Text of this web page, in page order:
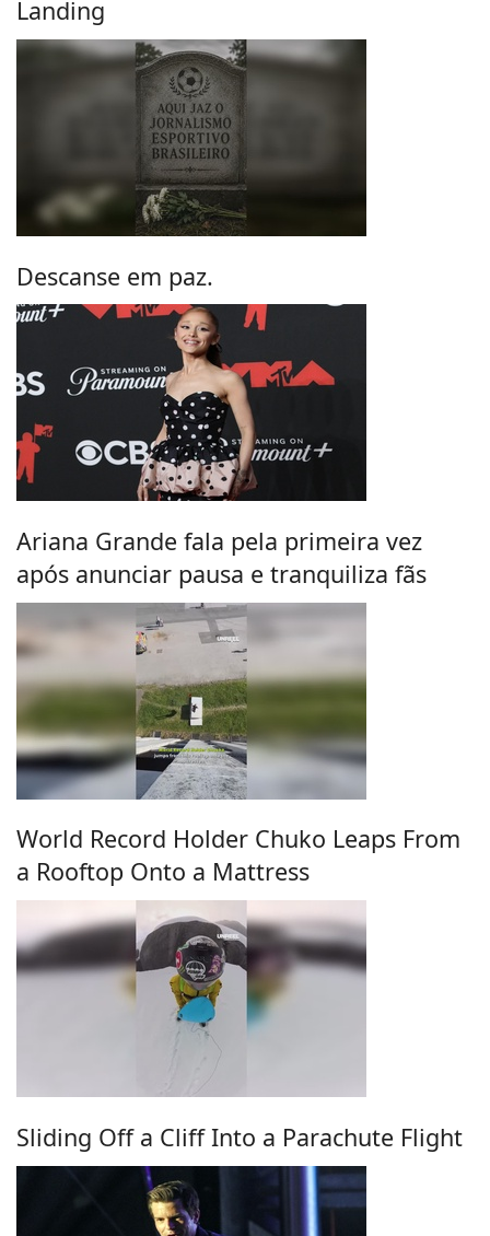
Landing
Descanse em paz.
Ariana Grande fala pela primeira vez
após anunciar pausa e tranquiliza fãs
World Record Holder Chuko Leaps From
a Rooftop Onto a Mattress
Sliding Off a Cliff Into a Parachute Flight